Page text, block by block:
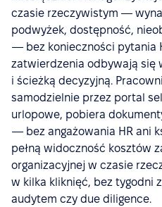
czasie rzeczywistym —
podwyżek, dostępność,
— bez konieczności pytania
zatwierdzenia odbywają się
i ścieżką decyzyjną.
samodzielnie przez portal
urlopowe, pobiera
— bez angażowania HR ani
pełną widoczność kosztów
organizacyjnej w czasie
w kilka kliknięć, bez tygodni
audytem czy due diligence.